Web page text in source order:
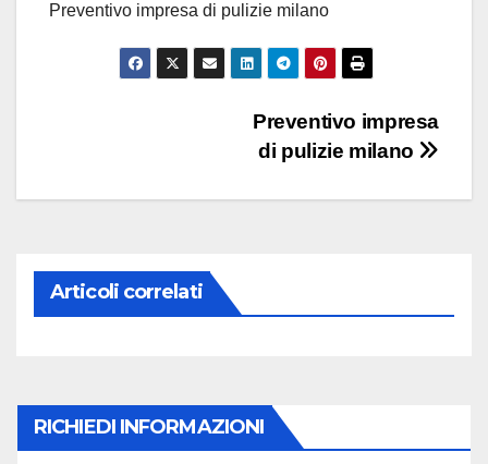
Preventivo impresa di pulizie milano
Preventivo impresa
di pulizie milano
Articoli correlati
RICHIEDI INFORMAZIONI